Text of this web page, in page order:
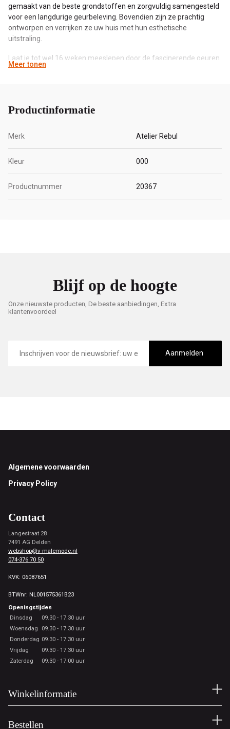
gemaakt van de beste grondstoffen en zorgvuldig samengesteld
voor een langdurige geurbeleving. Bovendien zijn ze prachtig
ontworpen en verrijken ze uw huis met hun esthetische
uitstraling.
Laat je tot wel 16 weken meeslepen door de fascinerende geuren
van Istanbul en voeg een vleugje glamour en magie toe aan je
Meer tonen
Productinformatie
Merk Atelier Rebul
Kleur 000
Productnummer 20367
Blijf op de hoogte
Onze nieuwste producten, De beste aanbiedingen, Extra
klantenvoordeel
mailadres
Aanmelden
Footer
Algemene voorwaarden
Privacy Policy
Contact
Langestraat 28
7491 AG Delden
webshop@v-malemode.nl
074-376 70 50
KVK: 06087651
BTWnr: NL001575361B23
Openingstijden
Dinsdag
09.30 - 17.30 uur
Woensdag
09.30 - 17.30 uur
Donderdag 09.30 - 17.30 uur
Vrijdag
09.30 - 17.30 uur
Zaterdag
09.30 - 17.00 uur
Winkelinformatie
Bestellen